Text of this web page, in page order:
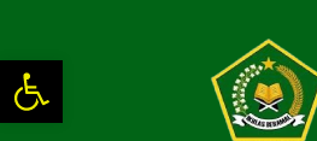
Open toolbar
konten